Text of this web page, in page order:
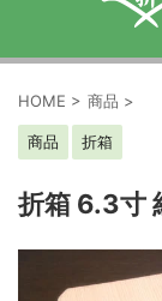
HOME > 商品 >
商品 折箱
折箱 6.3寸